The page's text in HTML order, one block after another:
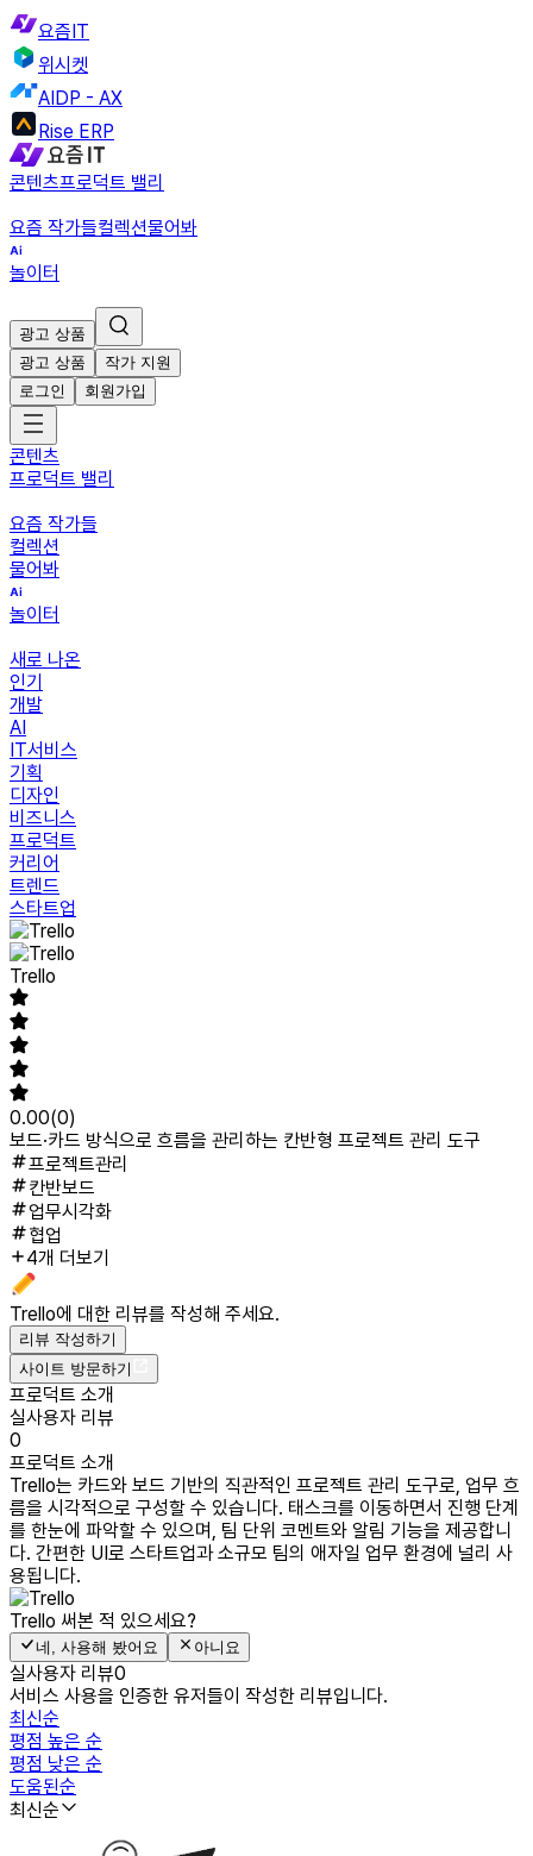
요즘IT
위시켓
AIDP - AX
Rise ERP
콘텐츠프로덕트 밸리
요즘 작가들컬렉션물어봐
놀이터
광고 상품
광고 상품
작가 지원
로그인
회원가입
콘텐츠
프로덕트 밸리
요즘 작가들
컬렉션
물어봐
놀이터
새로 나온
인기
개발
AI
IT서비스
기획
디자인
비즈니스
프로덕트
커리어
트렌드
스타트업
Trello
0.00(0)
보드·카드 방식으로 흐름을 관리하는 칸반형 프로젝트 관리 도구
프로젝트관리
칸반보드
업무시각화
협업
4개 더보기
Trello에 대한 리뷰를 작성해 주세요.
리뷰 작성하기
사이트 방문하기
프로덕트 소개
실사용자 리뷰
0
프로덕트 소개
Trello는 카드와 보드 기반의 직관적인 프로젝트 관리 도구로, 업무 흐
름을 시각적으로 구성할 수 있습니다. 태스크를 이동하면서 진행 단계
를 한눈에 파악할 수 있으며, 팀 단위 코멘트와 알림 기능을 제공합니
다. 간편한 UI로 스타트업과 소규모 팀의 애자일 업무 환경에 널리 사
용됩니다.
Trello 써본 적 있으세요?
네, 사용해 봤어요 아니요
실사용자 리뷰0
서비스 사용을 인증한 유저들이 작성한 리뷰입니다.
최신순
평점 높은 순
평점 낮은 순
도움된순
최신순